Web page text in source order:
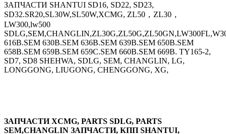
ЗАПЧАСТИ SHANTUI SD16, SD22, SD23,
SD32.SR20,SL30W,SL50W,XCMG, ZL50，ZL30，
LW300,lw500
616B.SEM 630B.SEM 636B.SEM 639B.SEM 650B.SEM
658B.SEM 659B.SEM 659C.SEM 660B.SEM 669B. TY165-2,
SD7, SD8 SHEHWA, SDLG, SEM, CHANGLIN, LG,
LONGGONG, LIUGONG, CHENGGONG, XG,
ЗАПЧАСТИ XCMG, PARTS SDLG, PARTS
SEM,CHANGLIN ЗАПЧАСТИ, КПП SHANTUI,